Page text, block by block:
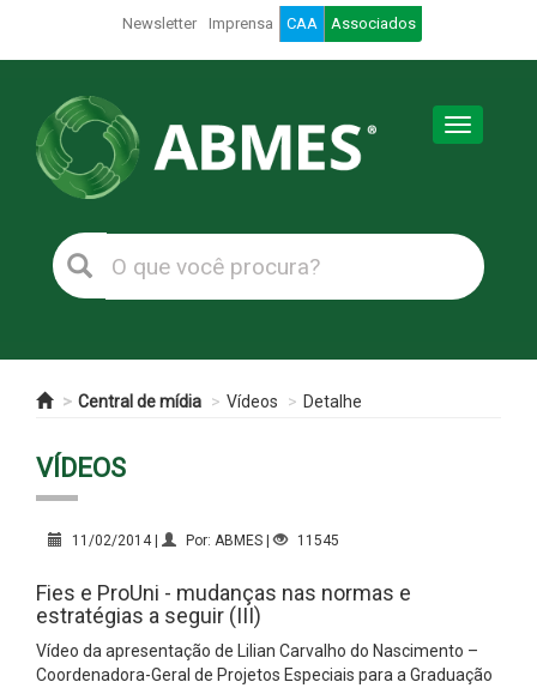
Newsletter Imprensa CAA Associados
Toggle
Central de mídia Vídeos Detalhe
VÍDEOS
11/02/2014 | Por: ABMES | 11545
Fies e ProUni - mudanças nas normas e
estratégias a seguir (III)
Vídeo da apresentação de Lilian Carvalho do Nascimento –
Coordenadora-Geral de Projetos Especiais para a Graduação